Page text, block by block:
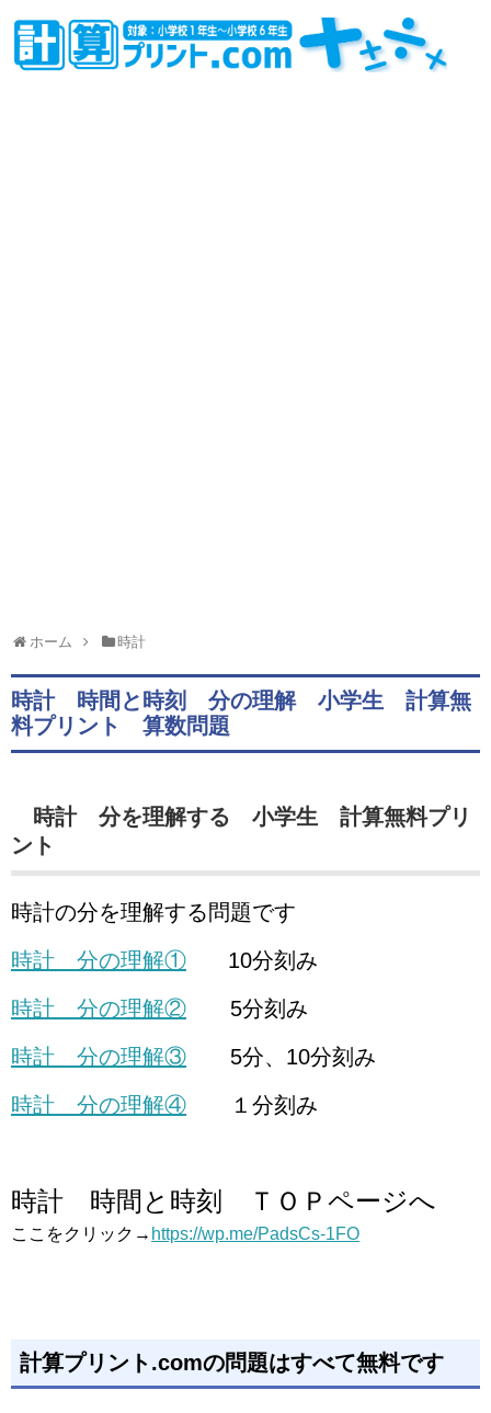
ホーム 時計
時計 時間と時刻 分の理解 小学生 計算無
料プリント 算数問題
時計 分を理解する 小学生 計算無料プリ
ント
時計の分を理解する問題です
時計 分の理解①
10分刻み
時計 分の理解② 5分刻み
時計 分の理解③ 5分、10分刻み
時計 分の理解④ １分刻み
時計 時間と時刻 ＴＯＰページへ
ここをクリック→ https://wp.me/PadsCs-1FO
計算プリント.comの問題はすべて無料です